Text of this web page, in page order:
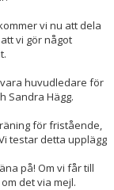
vi nu att dela
vi gör något
huvudledare för
Sandra Hägg.
för fristående,
testar detta upplägg
på! Om vi får till
det via mejl.